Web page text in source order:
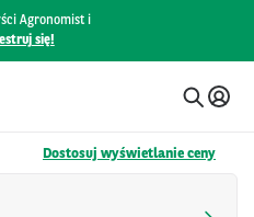
Agronomist i
się!
Dostosuj wyświetlanie ceny